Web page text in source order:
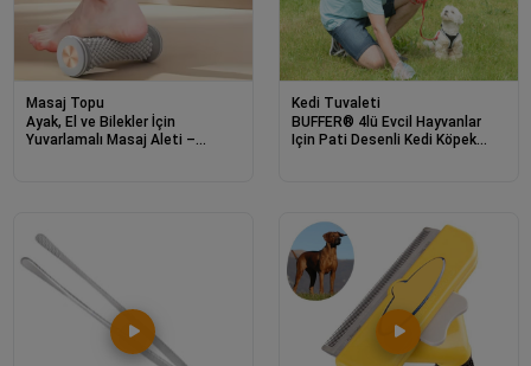
Masaj Topu
Ayak, El ve Bilekler İçin
Yuvarlamalı Masaj Aleti –
Kedi Tuvaleti
BUFFER® 4lü Evcil Hayvanlar
Için Pati Desenli Kedi Köpek